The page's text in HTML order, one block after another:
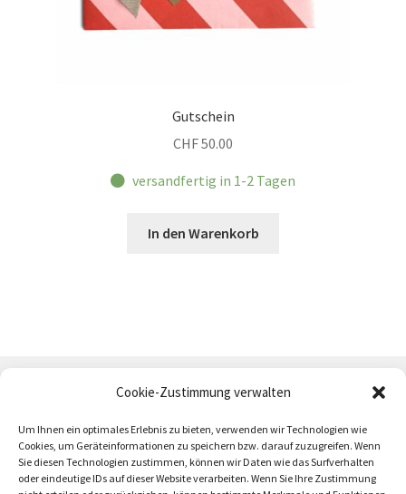
Cookie-Zustimmung verwalten
Um Ihnen ein optimales Erlebnis zu bieten, verwenden wir Technologien wie
Cookies, um Geräteinformationen zu speichern bzw. darauf zuzugreifen. Wenn
Sie diesen Technologien zustimmen, können wir Daten wie das Surfverhalten
oder eindeutige IDs auf dieser Website verarbeiten. Wenn Sie Ihre Zustimmung
Gutschein
CHF50.00
versandfertig in 1-2 Tagen
In den Warenkorb